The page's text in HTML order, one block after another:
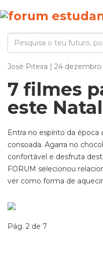
José Piteira | 24 dezembro
7 filmes
este Natal
Entra no espírito da época
consoada. Agarra no
confortável e desfruta
FORUM selecionou
ver como forma de
Pág. 2 de 7